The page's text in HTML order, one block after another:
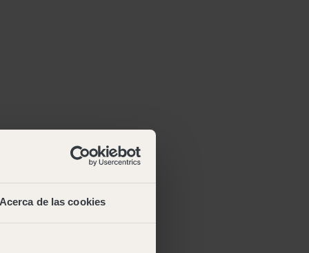
de las cookies
93 626 89 00
NL